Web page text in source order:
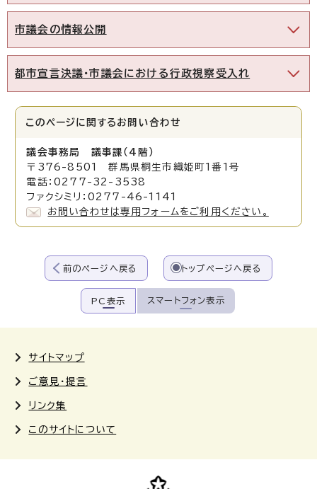
市議会の情報公開
都市宣言決議・市議会における行政視察受入れ
このページに関する お問い合わせ
議会事務局 議事課（4階）
〒376-8501 群馬県桐生市織姫町1番1号
電話：0277-32-3538
ファクシミリ：0277-46-1141
お問い合わせは専用フォームをご利用ください。
前のページへ戻る トップページへ戻る
PC表示 スマートフォン表示
サイトマップ
ご意見・提言
リンク集
このサイトについて